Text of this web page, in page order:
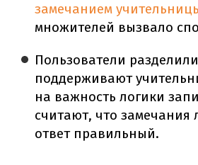
замечанием
множителей вызвало
Пользователи
поддерживают
на важность логики
считают, что замечания
ответ правильный.